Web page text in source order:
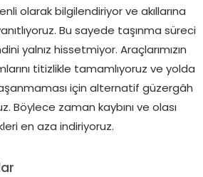
olarak bilgilendiriyor ve akıllarına
Bu sayede taşınma süreci
yalnız hissetmiyor. Araçlarımızın
titizlikle tamamlıyoruz ve yolda
için alternatif güzergâh
Böylece zaman kaybını ve olası
en aza indiriyoruz.